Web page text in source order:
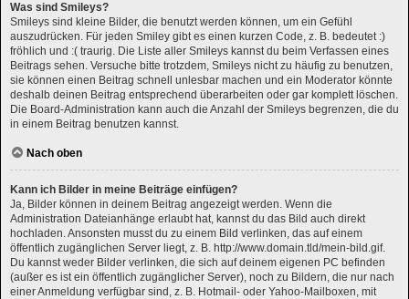
Was sind Smileys?
Smileys sind kleine Bilder, die benutzt werden können, um ein Gefühl
auszudrücken. Für jeden Smiley gibt es einen kurzen Code, z. B. bedeutet :)
fröhlich und :( traurig. Die Liste aller Smileys kannst du beim Verfassen eines
Beitrags sehen. Versuche bitte trotzdem, Smileys nicht zu häufig zu benutzen,
sie können einen Beitrag schnell unlesbar machen und ein Moderator könnte
deshalb deinen Beitrag entsprechend überarbeiten oder gar komplett löschen.
Die Board-Administration kann auch die Anzahl der Smileys begrenzen, die du
in einem Beitrag benutzen kannst.
Nach oben
Kann ich Bilder in meine Beiträge einfügen?
Ja, Bilder können in deinem Beitrag angezeigt werden. Wenn die
Administration Dateianhänge erlaubt hat, kannst du das Bild auch direkt
hochladen. Ansonsten musst du zu einem Bild verlinken, das auf einem
öffentlich zugänglichen Server liegt, z. B. http://www.domain.tld/mein-bild.gif.
Du kannst weder Bilder verlinken, die sich auf deinem eigenen PC befinden
(außer es ist ein öffentlich zugänglicher Server), noch zu Bildern, die nur nach
einer Anmeldung verfügbar sind, z. B. Hotmail- oder Yahoo-Mailboxen, mit